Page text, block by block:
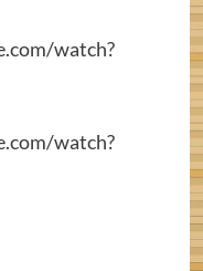
watch?
watch?